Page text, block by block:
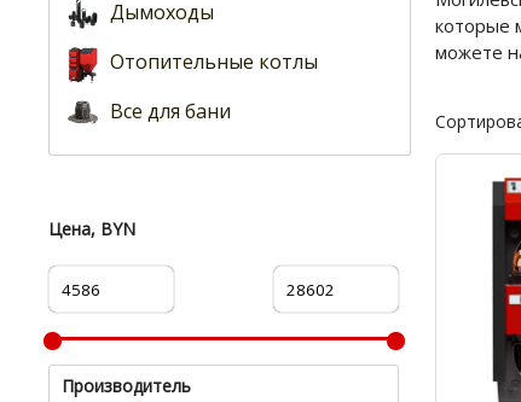
Дымоходы
Отопительные котлы
Все для бани
Цена, BYN
Производитель
которые
можете